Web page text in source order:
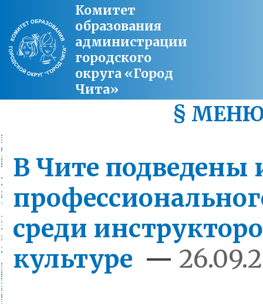
Комитет
образования
администрации
городского
округа «Город
Чита»
§
В Чите подведены
среди
культуре —